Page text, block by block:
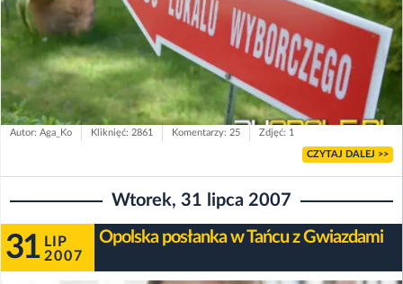
Autor: Aga_Ko Kliknięć: 2861 Komentarzy: 25 Zdjęć: 1
CZYTAJ DALEJ >>
Wtorek, 31 lipca 2007
31 LIP
2007
Opolska posłanka w Tańcu z Gwiazdami